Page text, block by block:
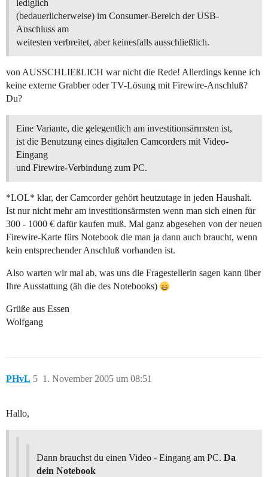
lediglich
(bedauerlicherweise) im Consumer-Bereich der USB-
Anschluss am
weitesten verbreitet, aber keinesfalls ausschließlich.
von AUSSCHLIEßLICH war nicht die Rede! Allerdings kenne ich
keine externe Grabber oder TV-Lösung mit Firewire-Anschluß?
Du?
Eine Variante, die gelegentlich am investitionsärmsten ist,
ist die Benutzung eines digitalen Camcorders mit Video-
Eingang
und Firewire-Verbindung zum PC.
*LOL* klar, der Camcorder gehört heutzutage in jeden Haushalt.
Ist nur nicht mehr am investitionsärmsten wenn man sich einen für
300 - 1000 € dafür kaufen muß. Mal ganz abgesehen von der neuen
Firewire-Karte fürs Notebook die man ja dann auch braucht, wenn
kein entsprechender Anschluß vorhanden ist.
Also warten wir mal ab, was uns die Fragestellerin sagen kann über
Ihre Ausstattung (äh die des Notebooks)
Grüße aus Essen
Wolfgang
PHvL 1. November 2005 um 08:51
5
Hallo,
Dann brauchst du einen Video - Eingang am PC. Da
dein Notebook